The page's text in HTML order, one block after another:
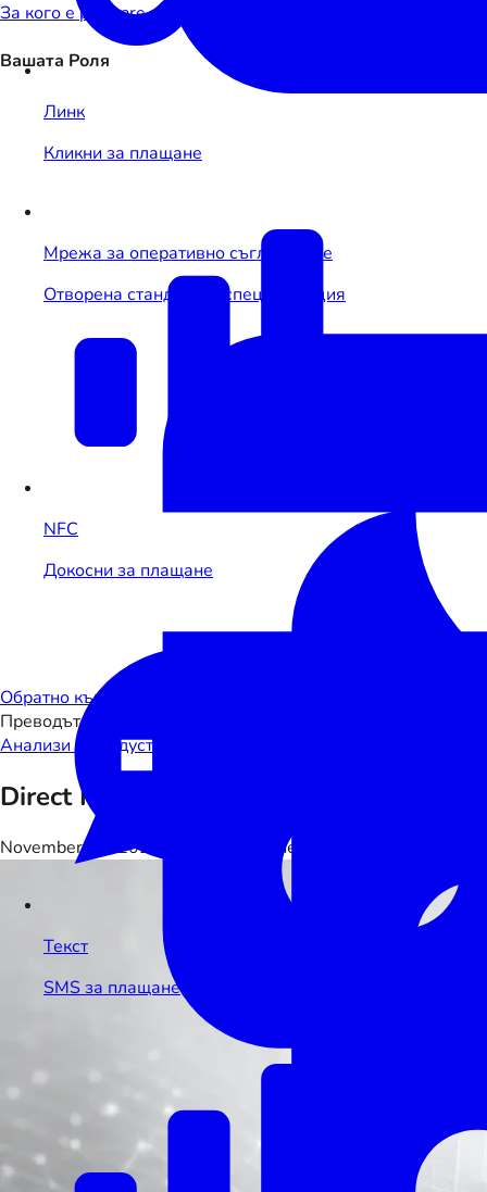
Мрежа за оперативно съгласуване
Отворена стандартна спецификация
Линк
Кликни за плащане
NFC
Докосни за плащане
Текст
SMS за плащане
За кого е payware
Вашата Роля
Обратно към публикации
Преводът е в процес на изготвяне. Показва се английската
Анализи на индустрията
Direct Integration Standards vs Open
November 27, 2025 16 мин четене